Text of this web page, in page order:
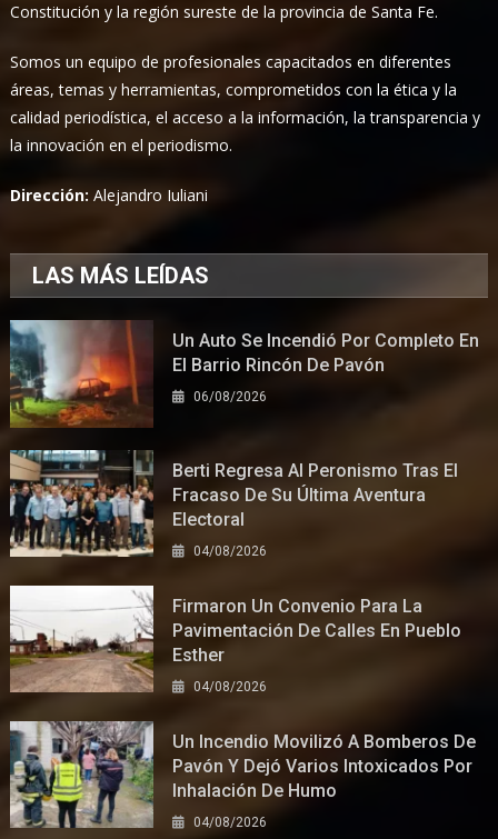
Constitución y la región sureste de la provincia de Santa Fe.
Somos un equipo de profesionales capacitados en diferentes
áreas, temas y herramientas, comprometidos con la ética y la
calidad periodística, el acceso a la información, la transparencia y
la innovación en el periodismo.
Dirección:Alejandro Iuliani
LAS MÁS LEÍDAS
Un Auto Se Incendió Por Completo En
El Barrio Rincón De Pavón
06/08/2026
Berti Regresa Al Peronismo Tras El
Fracaso De Su Última Aventura
Electoral
04/08/2026
Firmaron Un Convenio Para La
Pavimentación De Calles En Pueblo
Esther
04/08/2026
Un Incendio Movilizó A Bomberos De
Pavón Y Dejó Varios Intoxicados Por
Inhalación De Humo
04/08/2026